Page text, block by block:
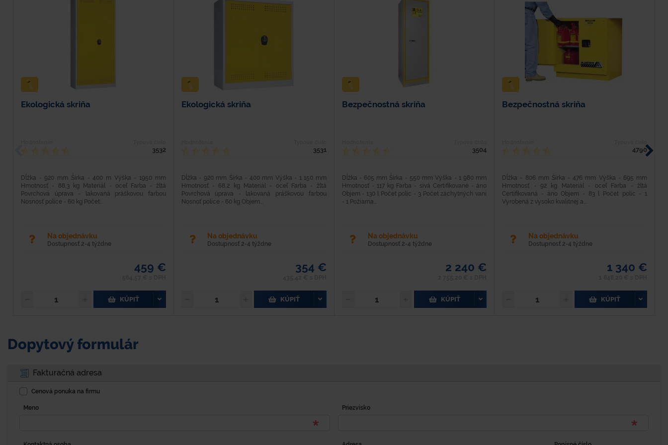
Ekologická skriňa
3532
Dĺžka - 920 mm Šírka - 400 m Výška - 1950 mm
Hmotnosť - 88,3 kg Materiál - oceľ Farba - žltá
Povrchová úprava - lakovaná práškovou farbou
Nosnosť police - 60 kg Počet...
Na objednávku
Dostupnosť 2-4 týždne
459 €
KÚPIŤ
Ekologická skriňa
3531
Dĺžka - 920 mm Šírka - 400 mm Výška - 1 150 mm
Hmotnosť - 68,2 kg Materiál - oceľ Farba - žltá
Povrchová úprava - lakovaná práškovou farbou
Nosnoť police - 60 kg Objem...
Na objednávku
Dostupnosť 2-4 týždne
354 €
KÚPIŤ
Bezpečnostná skriňa
3504
Dĺžka - 605 mm Šírka - 550 mm Výška - 1 980 mm
Hmotnosť - 117 kg Farba - sivá Certifikované - áno
Objem - 130 l Počet políc - 3 Počet záchytných vaní
- 1 Požiarna...
Na objednávku
Dostupnosť 2-4 týždne
2 240 €
KÚPIŤ
Bezpečnostná skriňa
4790
Dĺžka - 806 mm Šírka - 476 mm Výška - 695 mm
Hmotnosť - 92 kg Materiál - oceľ Farba - žltá
Certifikovaná - áno Objem - 83 l Počet políc - 1
Vyrobená z vysoko kvalitnej a...
Na objednávku
Dostupnosť 2-4 týždne
1 340 €
KÚPIŤ
Dopytový formulár
Fakturačná adresa
Cenová ponuka na firmu
Meno Priezvisko